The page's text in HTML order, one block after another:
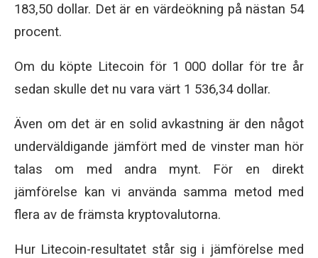
183,50 dollar. Det är en värdeökning på nästan 54
procent.
Om du köpte Litecoin för 1 000 dollar för tre år
sedan skulle det nu vara värt 1 536,34 dollar.
Även om det är en solid avkastning är den något
underväldigande jämfört med de vinster man hör
talas om med andra mynt. För en direkt
jämförelse kan vi använda samma metod med
flera av de främsta kryptovalutorna.
Hur Litecoin-resultatet står sig i jämförelse med